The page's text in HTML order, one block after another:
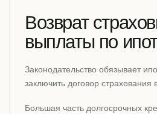
Возврат
выплаты по
Законодательство обязывает
заключить договор страхования
Большая часть долгосрочных